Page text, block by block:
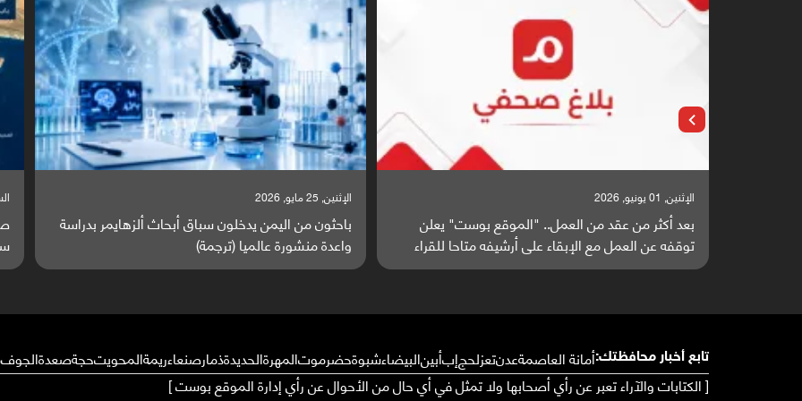
الإثنين, 25 مايو, 2026
باحثون من اليمن يدخلون سباق أبحاث ألزهايمر بدراسة
واعدة منشورة عالميا (ترجمة)
السبت, 23 مايو, 2026
صراع دولي يتصاعد قرب اليمن والبحر الأحمر يتحول إلى
ساحة مواجهة عالمية (ترجمة)
تابع أخبار محافظتك:أمانة العاصمةعدنتعزلحجإبأبينالبيضاءشبوةحضرموتالمهرةالحديدةذمارصنعاءريمةالمحويتحجةصعدةالجوف
[ الكتابات والآراء تعبر عن رأي أصحابها ولا تمثل في أي حال من الأحوال عن رأي إدارة الموقع بوست ]